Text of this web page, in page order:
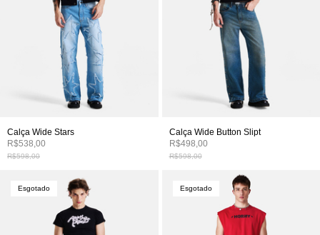
Calça Wide Stars
R$538,00
R$598,00
Calça Wide Button Slipt
R$498,00
R$598,00
Esgotado Esgotado